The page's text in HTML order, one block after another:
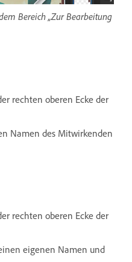
Bereich „Zur Bearbeitung
rechten oberen Ecke der
Namen des Mitwirkenden
rechten oberen Ecke der
eigenen Namen und